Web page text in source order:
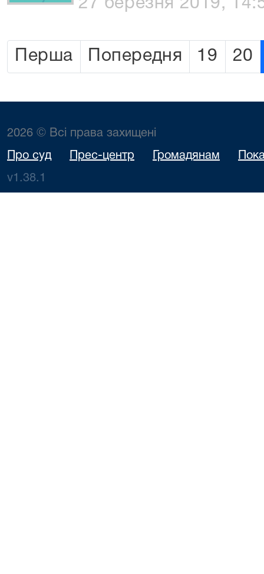
27 березня 2019,
Перша Попередня 19 20
2026 © Всі права захищені
Про суд Прес-центр Громадянам
v1.38.1